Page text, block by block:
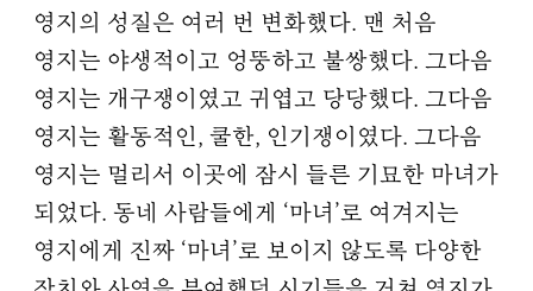
영지의 성질은 여러 번 변화했다. 맨 처음
영지는 야생적이고 엉뚱하고 불쌍했다. 그다음
영지는 개구쟁이였고 귀엽고 당당했다. 그다음
영지는 활동적인, 쿨한, 인기쟁이였다. 그다음
영지는 멀리서 이곳에 잠시 들른 기묘한 마녀가
되었다. 동네 사람들에게 ‘마녀’로 여겨지는
영지에게 진짜 ‘마녀’로 보이지 않도록 다양한